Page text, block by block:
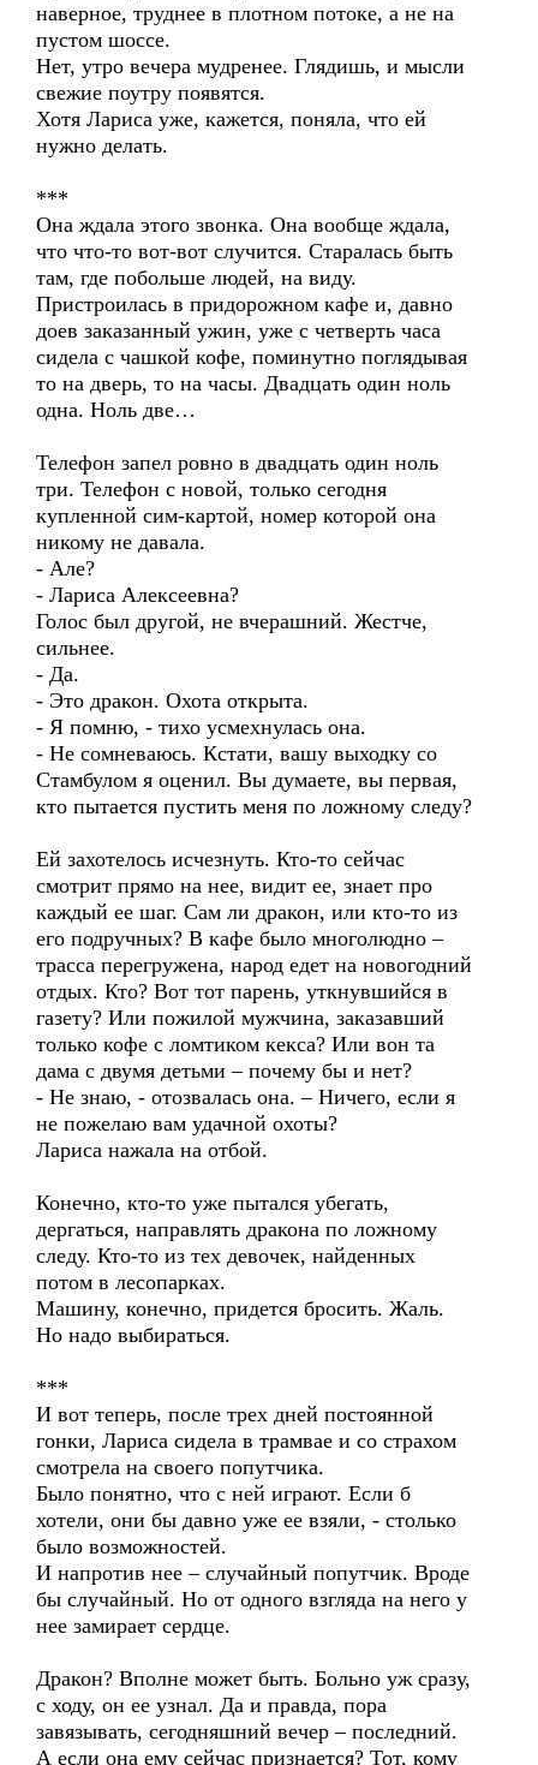
наверное, труднее в плотном потоке, а не на
пустом шоссе.
Нет, утро вечера мудренее. Глядишь, и мысли
свежие поутру появятся.
Хотя Лариса уже, кажется, поняла, что ей
нужно делать.
***
Она ждала этого звонка. Она вообще ждала,
что что-то вот-вот случится. Старалась быть
там, где побольше людей, на виду.
Пристроилась в придорожном кафе и, давно
доев заказанный ужин, уже с четверть часа
сидела с чашкой кофе, поминутно поглядывая
то на дверь, то на часы. Двадцать один ноль
одна. Ноль две…
Телефон запел ровно в двадцать один ноль
три. Телефон с новой, только сегодня
купленной сим-картой, номер которой она
никому не давала.
- Але?
- Лариса Алексеевна?
Голос был другой, не вчерашний. Жестче,
сильнее.
- Да.
- Это дракон. Охота открыта.
- Я помню, - тихо усмехнулась она.
- Не сомневаюсь. Кстати, вашу выходку со
Стамбулом я оценил. Вы думаете, вы первая,
кто пытается пустить меня по ложному следу?
Ей захотелось исчезнуть. Кто-то сейчас
смотрит прямо на нее, видит ее, знает про
каждый ее шаг. Сам ли дракон, или кто-то из
его подручных? В кафе было многолюдно –
трасса перегружена, народ едет на новогодний
отдых. Кто? Вот тот парень, уткнувшийся в
газету? Или пожилой мужчина, заказавший
только кофе с ломтиком кекса? Или вон та
дама с двумя детьми – почему бы и нет?
- Не знаю, - отозвалась она. – Ничего, если я
не пожелаю вам удачной охоты?
Лариса нажала на отбой.
Конечно, кто-то уже пытался убегать,
дергаться, направлять дракона по ложному
следу. Кто-то из тех девочек, найденных
потом в лесопарках.
Машину, конечно, придется бросить. Жаль.
Но надо выбираться.
***
И вот теперь, после трех дней постоянной
гонки, Лариса сидела в трамвае и со страхом
смотрела на своего попутчика.
Было понятно, что с ней играют. Если б
хотели, они бы давно уже ее взяли, - столько
было возможностей.
И напротив нее – случайный попутчик. Вроде
бы случайный. Но от одного взгляда на него у
нее замирает сердце.
Дракон? Вполне может быть. Больно уж сразу,
с ходу, он ее узнал. Да и правда, пора
завязывать, сегодняшний вечер – последний.
А если она ему сейчас признается? Тот, кому